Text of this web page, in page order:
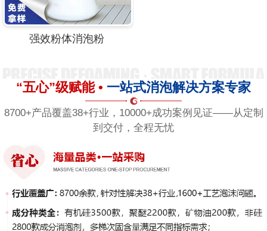
强效粉体消泡粉
“五心”级赋能 • 一站式消泡解决方案专家
8700+产品覆盖38+行业，10000+成功案例见证——从定制
到交付，全程无忧